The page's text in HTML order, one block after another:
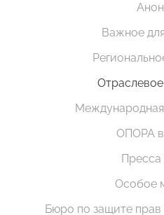
Важное
Международная
ОПОРА в
Пресса
Особое
Бюро по защите